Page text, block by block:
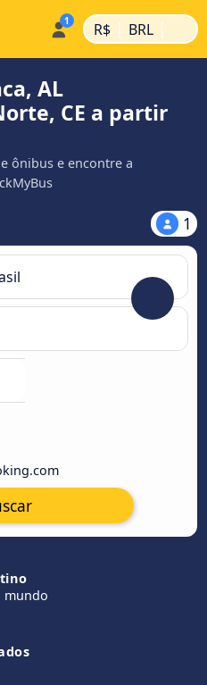
R$ | BRL |
AL
CE a partir
ônibus e encontre a
1
mundo